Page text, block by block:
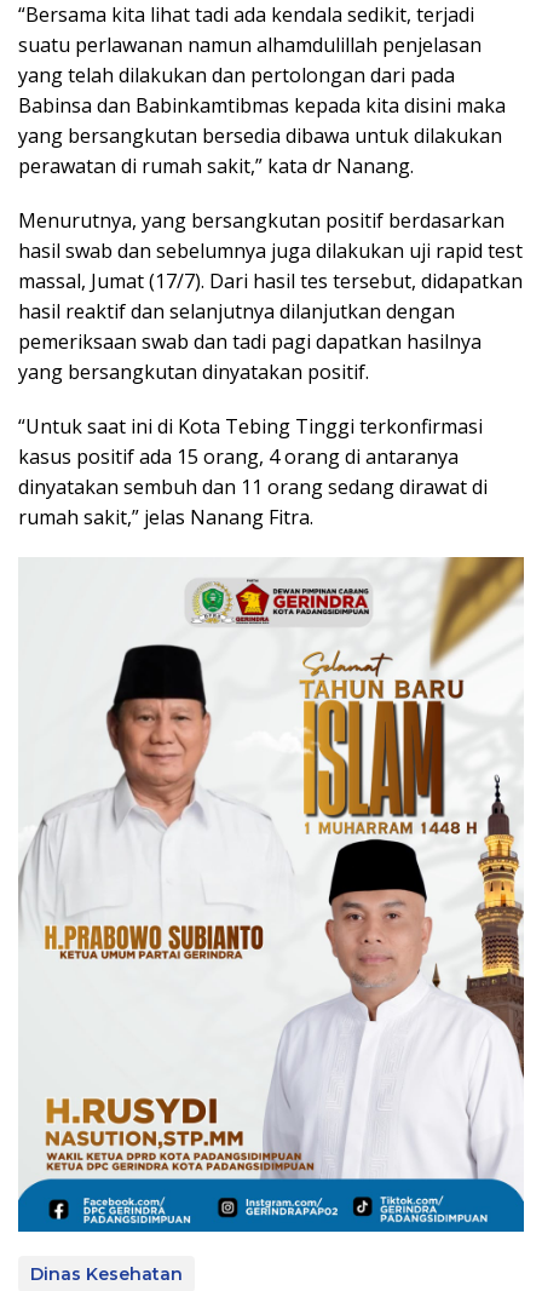
“Bersama kita lihat tadi ada kendala sedikit, terjadi
suatu perlawanan namun alhamdulillah penjelasan
yang telah dilakukan dan pertolongan dari pada
Babinsa dan Babinkamtibmas kepada kita disini maka
yang bersangkutan bersedia dibawa untuk dilakukan
perawatan di rumah sakit,” kata dr Nanang.
Menurutnya, yang bersangkutan positif berdasarkan
hasil swab dan sebelumnya juga dilakukan uji rapid test
massal, Jumat (17/7). Dari hasil tes tersebut, didapatkan
hasil reaktif dan selanjutnya dilanjutkan dengan
pemeriksaan swab dan tadi pagi dapatkan hasilnya
yang bersangkutan dinyatakan positif.
“Untuk saat ini di Kota Tebing Tinggi terkonfirmasi
kasus positif ada 15 orang, 4 orang di antaranya
dinyatakan sembuh dan 11 orang sedang dirawat di
rumah sakit,” jelas Nanang Fitra.
Dinas Kesehatan